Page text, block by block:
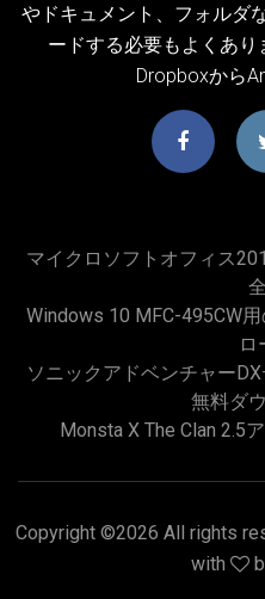
やドキュメント、フォルダ
ードする必要もよくあ
Dropboxから
マイクロソフトオフィス
Windows 10 MFC-495CW
ロ
ソニックアドベンチャー
無料ダ
Monsta X The Clan 2.5
Copyright ©2026 All rights
with